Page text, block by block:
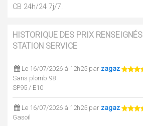
CB 24h/24 7j/7.
HISTORIQUE DES PRIX
STATION SERVICE
Le 16/07/2026 à 12h25 par zagaz
Sans plomb 98
SP95 / E10
Le 16/07/2026 à 12h25 par zagaz
Gasoil